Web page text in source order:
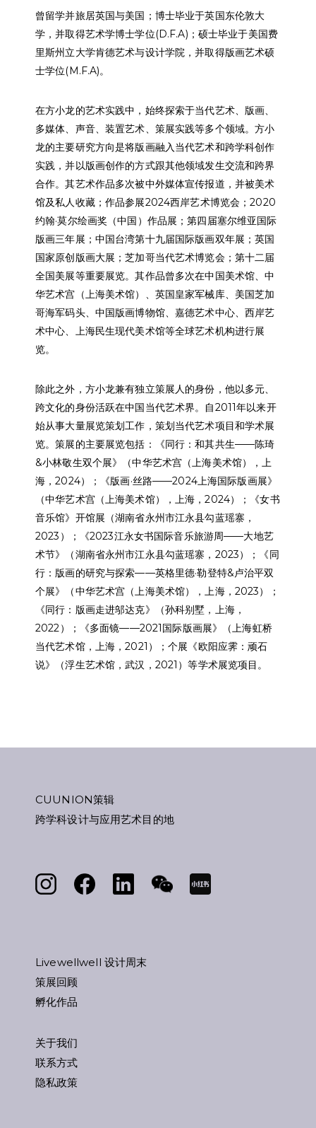
曾留学并旅居英国与美国；博士毕业于英国东伦敦大
学，并取得艺术学博士学位(D.F.A) ；硕士毕业于美国费
里斯州立大学肯德艺术与设计学院，并取得版画艺术硕
士学位(M.F.A)。
在方小龙的艺术实践中，始终探索于当代艺术、版画、
多媒体、声音、装置艺术、策展实践等多个领域。方小
龙的主要研究方向是将版画融入当代艺术和跨学科创作
实践，并以版画创作的方式跟其他领域发生交流和跨界
合作。其艺术作品多次被中外媒体宣传报道，并被美术
馆及私人收藏；作品参展2024西岸艺术博览会；2020
约翰·莫尔绘画奖（中国）作品展；第四届塞尔维亚国际
版画三年展；中国台湾第十九届国际版画双年展；英国
国家原创版画大展；芝加哥当代艺术博览会；第十二届
全国美展等重要展览。其作品曾多次在中国美术馆、中
华艺术宫（上海美术馆）、英国皇家军械库、美国芝加
哥海军码头、中国版画博物馆、嘉德艺术中心、西岸艺
术中心、上海民生现代美术馆等全球艺术机构进行展
览。
除此之外，方小龙兼有独立策展人的身份，他以多元、
跨文化的身份活跃在中国当代艺术界。自2011年以来开
始从事大量展览策划工作，策划当代艺术项目和学术展
览。策展的主要展览包括：《同行：和其共生——陈琦
&小林敬生双个展》（中华艺术宫（上海美术馆），上
海，2024）；《版画·丝路——2024上海国际版画展》
（中华艺术宫（上海美术馆），上海，2024）；《女书
音乐馆》开馆展（湖南省永州市江永县勾蓝瑶寨，
2023 ）；《2023江永女书国际音乐旅游周——大地艺
术节》（湖南省永州市江永县勾蓝瑶寨， 2023）；《同
行：版画的研究与探索——英格里德·勒登特&卢治平双
个展》（中华艺术宫（上海美术馆），上海， 2023）；
《同行：版画走进邬达克》（孙科别墅，上海，
2022 ）；《多面镜——2021国际版画展》（上海虹桥
当代艺术馆，上海，2021 ）；个展《欧阳应霁：顽石
说》（浮生艺术馆，武汉， 2021 ）等学术展览项目。
CUUNION策辑
跨学科设计与应用艺术目的地
Livewellwell 设计周末
策展回顾
孵化作品
关于我们
联系方式
隐私政策